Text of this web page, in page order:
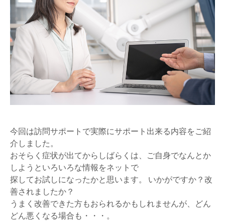
今回は訪問サポートで実際にサポート出来る内容をご紹
介しました。
おそらく症状が出てからしばらくは、ご自身でなんとか
しようといろいろな情報をネットで
探してお試しになったかと思います。 いかがですか？改
善されましたか？
うまく改善できた方もおられるかもしれませんが、どん
どん悪くなる場合も・・・。